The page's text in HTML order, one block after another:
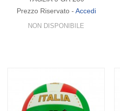
Prezzo Riservato - Accedi
NON DISPONIBILE